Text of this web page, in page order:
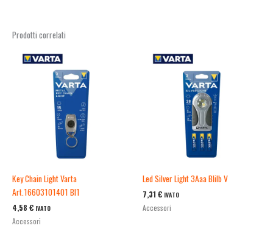
Prodotti correlati
Key Chain Light Varta
Art.16603101401 Bl1
4,58 € IVATO
Accessori
Led Silver Light 3Aaa Blilb V
7,31 € IVATO
Accessori